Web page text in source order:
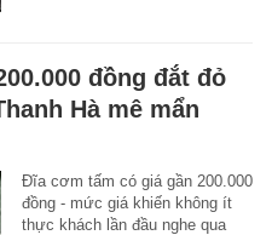
đồng đắt đỏ
Hà mê mẩn
Đĩa cơm tấm có giá gần 200.000
đồng - mức giá khiến không ít
thực khách lần đầu nghe qua